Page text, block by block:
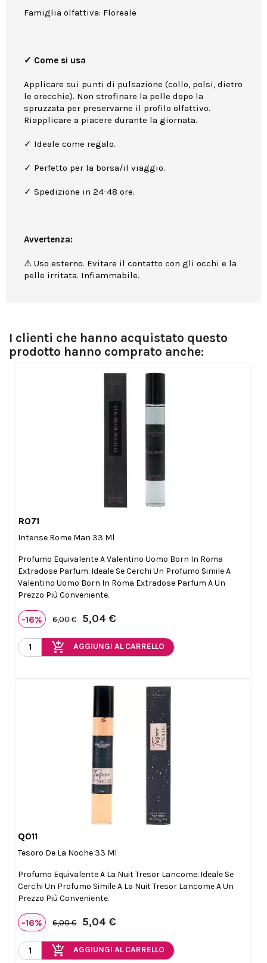
Famiglia olfattiva: Floreale
✓ Come si usa
Applicare sui punti di pulsazione (collo, polsi, dietro
le orecchie). Non strofinare la pelle dopo la
spruzzata per preservarne il profilo olfattivo.
Riapplicare a piacere durante la giornata.
✓ Ideale come regalo.
✓ Perfetto per la borsa/il viaggio.
✓ Spedizione in 24-48 ore.
Avvertenza:
⚠ Uso esterno. Evitare il contatto con gli occhi e la
pelle irritata. Infiammabile.
I clienti che hanno acquistato questo
prodotto hanno comprato anche:
R071
Intense Rome Man 33 Ml
Profumo Equivalente A Valentino Uomo Born In Roma
Extradose Parfum. Ideale Se Cerchi Un Profumo Simile A
Valentino Uomo Born In Roma Extradose Parfum A Un
Prezzo Più Conveniente.
-16% 6,00 € 5,04 €
add_shopping_cart AGGIUNGI AL CARRELLO
Q011
Tesoro De La Noche 33 Ml
Profumo Equivalente A La Nuit Tresor Lancome. Ideale Se
Cerchi Un Profumo Simile A La Nuit Tresor Lancome A Un
Prezzo Più Conveniente.
-16% 6,00 € 5,04 €
add_shopping_cart AGGIUNGI AL CARRELLO